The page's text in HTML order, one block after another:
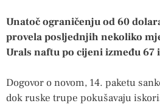
Unatoč ograničenju od 60
provela posljednjih nekoliko
Urals naftu po cijeni između 67
Dogovor o novom, 14. paketu
dok ruske trupe pokušavaju